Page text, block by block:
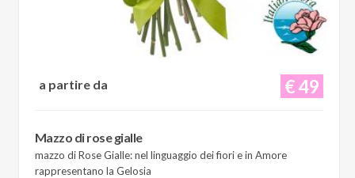
€ 49
a partire da
Mazzo di rose gialle
mazzo di Rose Gialle: nel linguaggio dei fiori e in Amore
rappresentano la Gelosia